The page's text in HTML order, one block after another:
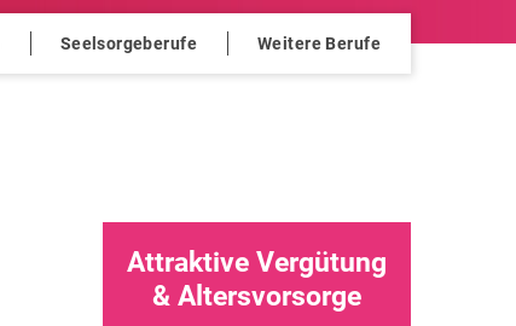
Seelsorgeberufe Weitere Berufe
Attraktive Vergütung
& Altersvorsorge